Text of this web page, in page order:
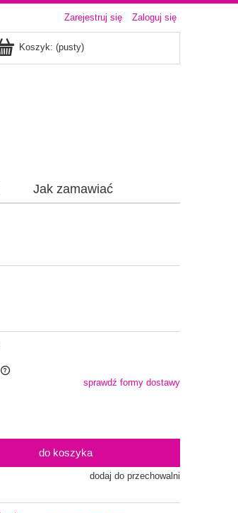
Zarejestruj się Zaloguj się
Koszyk: (pusty)
Jak zamawiać
sprawdź formy dostawy
do koszyka
dodaj do przechowalni